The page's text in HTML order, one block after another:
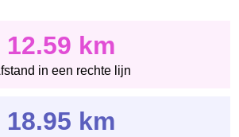
12.59 km
in een rechte lijn
18.95 km